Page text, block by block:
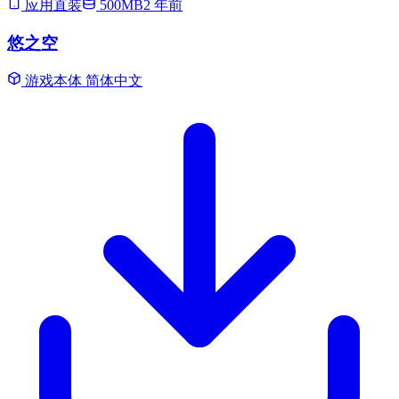
应用直装 500MB2 年前
悠之空
游戏本体 简体中文